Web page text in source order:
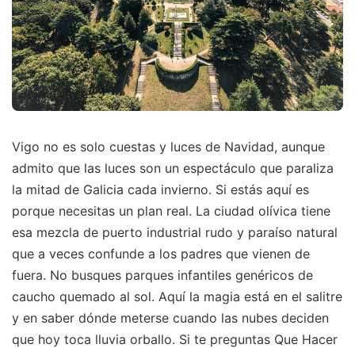
Vigo no es solo cuestas y luces de Navidad, aunque
admito que las luces son un espectáculo que paraliza
la mitad de Galicia cada invierno. Si estás aquí es
porque necesitas un plan real. La ciudad olívica tiene
esa mezcla de puerto industrial rudo y paraíso natural
que a veces confunde a los padres que vienen de
fuera. No busques parques infantiles genéricos de
caucho quemado al sol. Aquí la magia está en el salitre
y en saber dónde meterse cuando las nubes deciden
que hoy toca lluvia orballo. Si te preguntas Que Hacer